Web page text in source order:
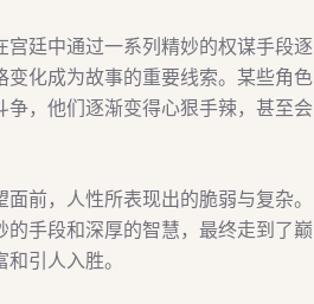
廷中通过一系列精妙的权谋手段逐
化成为故事的重要线索。某些角色
，他们逐渐变得心狠手辣，甚至会
前，人性所表现出的脆弱与复杂。
手段和深厚的智慧，最终走到了巅
引人入胜。